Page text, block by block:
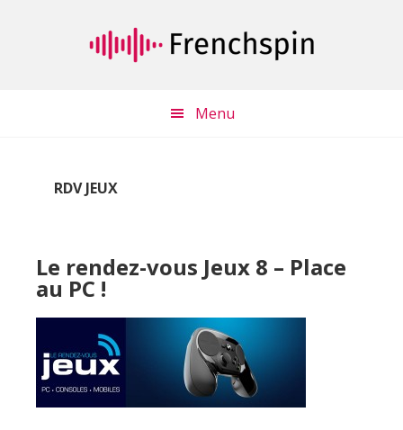
Menu
RDV JEUX
Le rendez-vous Jeux 8 – Place
au PC !